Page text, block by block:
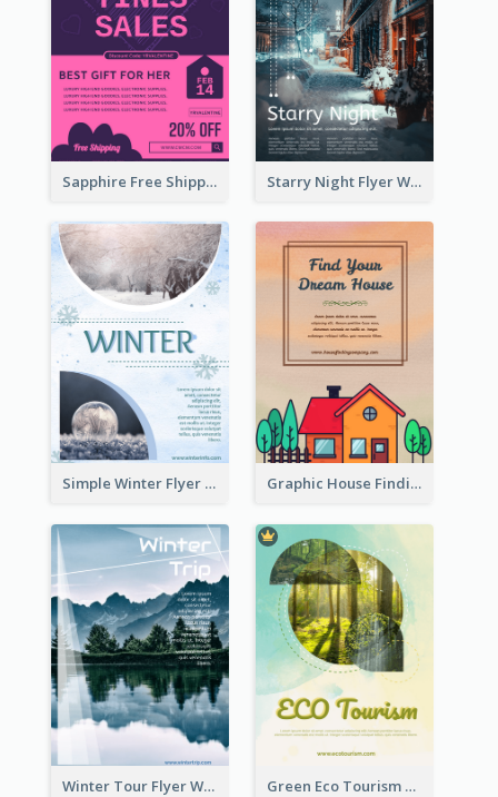
Sapphire Free Shipping Flyer Design Ideas Starry Night Flyer With Street View
Simple Winter Flyer With Snow Decorations Graphic House Finding Flyer In Warm Colour Tone
Winter Tour Flyer With Photo Of Snow Mountain Green Eco Tourism Flyer With Photos Of Forest